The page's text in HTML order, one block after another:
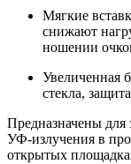
Мягкие
снижают
ношении
Увеличенная
стекла,
Предназначены для
УФ-излучения в
открытых